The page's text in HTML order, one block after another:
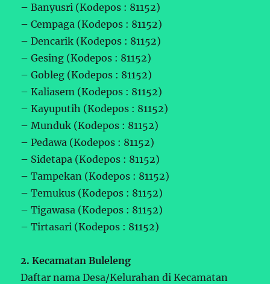
– Banyusri (Kodepos : 81152)
– Cempaga (Kodepos : 81152)
– Dencarik (Kodepos : 81152)
– Gesing (Kodepos : 81152)
– Gobleg (Kodepos : 81152)
– Kaliasem (Kodepos : 81152)
– Kayuputih (Kodepos : 81152)
– Munduk (Kodepos : 81152)
– Pedawa (Kodepos : 81152)
– Sidetapa (Kodepos : 81152)
– Tampekan (Kodepos : 81152)
– Temukus (Kodepos : 81152)
– Tigawasa (Kodepos : 81152)
– Tirtasari (Kodepos : 81152)
2. Kecamatan Buleleng
Daftar nama Desa/Kelurahan di Kecamatan